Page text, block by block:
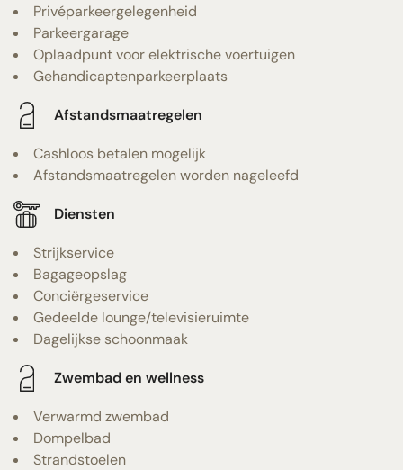
Privéparkeergelegenheid
Parkeergarage
Oplaadpunt voor elektrische voertuigen
Gehandicaptenparkeerplaats
Afstandsmaatregelen
Cashloos betalen mogelijk
Afstandsmaatregelen worden nageleefd
Diensten
Strijkservice
Bagageopslag
Conciërgeservice
Gedeelde lounge/televisieruimte
Dagelijkse schoonmaak
Zwembad en wellness
Verwarmd zwembad
Dompelbad
Strandstoelen